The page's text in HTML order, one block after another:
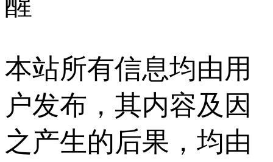
本站所有信息均由用
户发布，其内容及因
之产生的后果，均由